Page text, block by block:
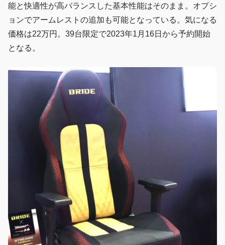
能と快適性が高バランスした基本性能はそのまま。オプシ
ョンでアームレストの追加も可能となっている。気になる
価格は22万円。39台限定で2023年1月16日から予約開始
となる。